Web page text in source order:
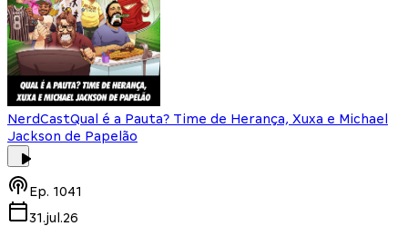
NerdCastQual é a Pauta? Time de Herança, Xuxa e Michael
Jackson de Papelão
Ep. 1041
31.jul.26